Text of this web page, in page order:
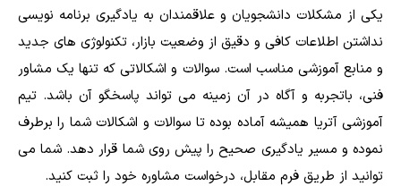
یکی از مشکلات دانشجویان و علاقمندان به یادگیری برنامه نویسی
نداشتن اطلاعات کافی و دقیق از وضعیت بازار، تکنولوژی های جدید
و منابع آموزشی مناسب است. سوالات و اشکالاتی که تنها یک مشاور
فنی، باتجربه و آگاه در آن زمینه می تواند پاسخگو آن باشد. تیم
آموزشی آتریا همیشه آماده بوده تا سوالات و اشکالات شما را برطرف
نموده و مسیر یادگیری صحیح را پیش روی شما قرار دهد. شما می
توانید از طریق فرم مقابل، درخواست مشاوره خود را ثبت کنید.